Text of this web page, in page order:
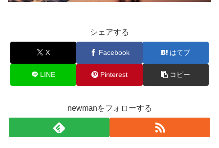
シェアする
X Facebook はてブ
LINE Pinterest コピー
newmanをフォローする